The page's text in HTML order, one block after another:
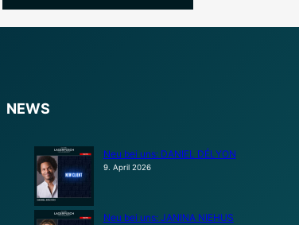
NEWS
Neu bei uns: DANIEL DÉLYON
9. April 2026
Neu bei uns: JANINA NIEHUS